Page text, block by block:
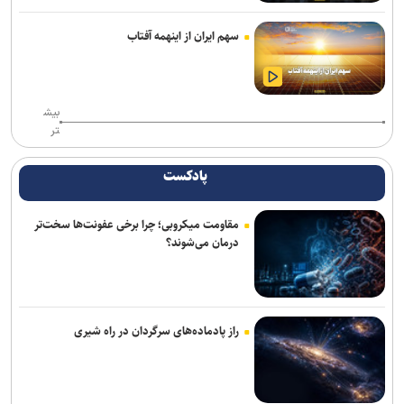
با رفتن اکبر عبدی یک برادر را از دست دادم/ بازیگری که همیشه برگ
برنده‌ای با خود داشت
فیلم مرموز ونیز به‌دلیل «ملاحظات امنیتی» از اعلام رسمی جا ماند
«مرد عنکبوتی: یک روز تازه» در آستانه فتح رکوردهای تازه؛ «اودیسه» از
یک میلیارد دلار گذشت
«زنده‌شور» و «استخر» همچنان می‌تازند/ مجموع فروش هفتگی دو فیلم،
۱۳ برابر ۶ فیلم دیگر! + جدول فروش
نمایش در ۱۵ استان
«واراناسی» راجامولی؛ دومین فیلم تمام‌آی‌مکس تاریخ با بودجه ۱۵۰
میلیون دلاری
کتاب «برنامه راهبردی حکمرانی‌محور» بنیاد شهید رونمایی شد/ برنامه
پنج‌ساله بنیاد شهید و امور ایثارگران برای حرکت تا افق ۱۴۱۰
سهم ایران از اینهمه آفتاب
بیش
تر
پادکست
مقاومت میکروبی؛ چرا برخی عفونت‌ها سخت‌تر
درمان می‌شوند؟
راز پادماده‌های سرگردان در راه شیری